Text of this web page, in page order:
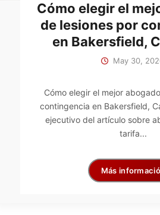
Cómo elegir el
de lesiones por
en Bakersfield,
May 30,
Cómo elegir el mejor
contingencia en Bakersfield,
ejecutivo del artículo sobre
tarifa...
Más